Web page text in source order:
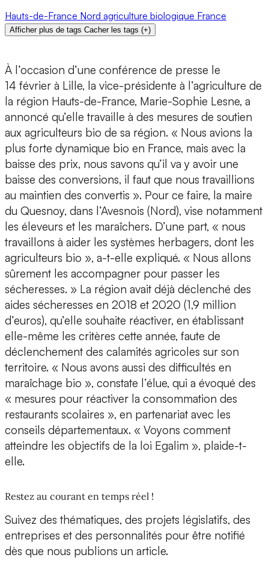
Hauts-de-France Nord agriculture biologique France
Afficher plus de tags Cacher les tags (+)
À l’occasion d’une conférence de presse le
14 février à Lille, la vice-présidente à l’agriculture de
la région Hauts-de-France, Marie-Sophie Lesne, a
annoncé qu’elle travaille à des mesures de soutien
aux agriculteurs bio de sa région. « Nous avions la
plus forte dynamique bio en France, mais avec la
baisse des prix, nous savons qu’il va y avoir une
baisse des conversions, il faut que nous travaillions
au maintien des convertis ». Pour ce faire, la maire
du Quesnoy, dans l’Avesnois (Nord), vise notamment
les éleveurs et les maraîchers. D’une part, « nous
travaillons à aider les systèmes herbagers, dont les
agriculteurs bio », a-t-elle expliqué. « Nous allons
sûrement les accompagner pour passer les
sécheresses. » La région avait déjà déclenché des
aides sécheresses en 2018 et 2020 (1,9 million
d’euros), qu’elle souhaite réactiver, en établissant
elle-même les critères cette année, faute de
déclenchement des calamités agricoles sur son
territoire. « Nous avons aussi des difficultés en
maraîchage bio », constate l’élue, qui a évoqué des
« mesures pour réactiver la consommation des
restaurants scolaires », en partenariat avec les
conseils départementaux. « Voyons comment
atteindre les objectifs de la loi Egalim », plaide-t-
elle.
Restez au courant en temps réel !
Suivez des thématiques, des projets législatifs, des
entreprises et des personnalités pour être notifié
dès que nous publions un article.